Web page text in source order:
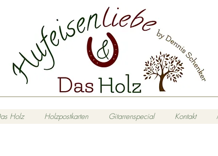
Holz Holzpostkarten Gitarrenspecial Kontakt